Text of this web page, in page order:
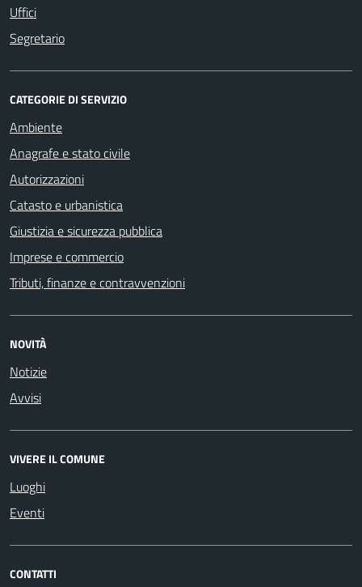
Uffici
Segretario
CATEGORIE DI SERVIZIO
Ambiente
Anagrafe e stato civile
Autorizzazioni
Catasto e urbanistica
Giustizia e sicurezza pubblica
Imprese e commercio
Tributi, finanze e contravvenzioni
NOVITÀ
Notizie
Avvisi
VIVERE IL COMUNE
Luoghi
Eventi
CONTATTI